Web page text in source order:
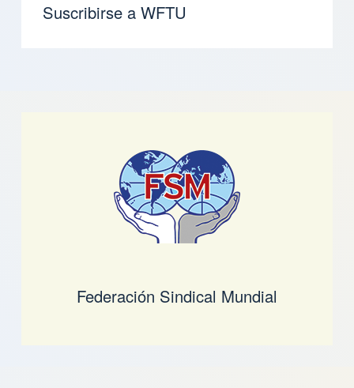
Suscribirse a WFTU
Federación Sindical Mundial